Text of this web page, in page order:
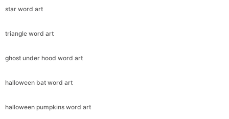
star word art
triangle word art
ghost under hood word art
halloween bat word art
halloween pumpkins word art